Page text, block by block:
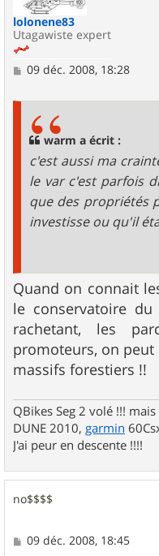
lolonene83
Utagawiste expert
M
09 déc. 2008, 18:28
warm a écrit :
c'est aussi ma
le var c'est parfois
que des propriétés
investisse ou qu'il
Quand on connait
le conservatoire
rachetant, les
promoteurs, on peut
massifs forestiers !!
QBikes Seg 2 volé !!!
DUNE 2010, garmin
J'ai peur en descente !!!!
no$$$$
M
09 déc. 2008, 18:45